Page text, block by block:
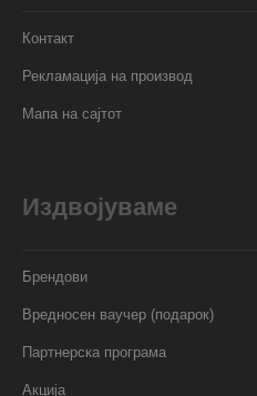
Контакт
Рекламација на производ
Мапа на сајтот
Издвојуваме
Брендови
Вредносен ваучер (подарок)
Партнерска програма
Акција